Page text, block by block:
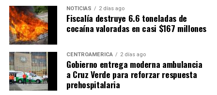
NOTICIAS 2 días ago
Fiscalía destruye 6.6 toneladas de
cocaína valoradas en casi $167 millones
CENTROAMÉRICA 2 días ago
Gobierno entrega moderna ambulancia
a Cruz Verde para reforzar respuesta
prehospitalaria